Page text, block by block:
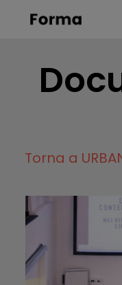
HOME
WEBINARS
CONTATTI
ACCOUNT
Torna a